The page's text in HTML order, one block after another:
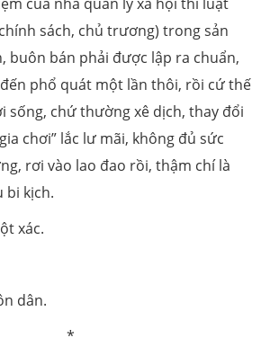
sách, chủ trương) trong sản
buôn bán phải được lập ra chuẩn,
phổ quát một lần thôi, rồi cứ thế
sống, chứ thường xê dịch, thay đổi
chơi” lắc lư mãi, không đủ sức
rơi vào lao đao rồi, thậm chí là
bi kịch.
xác.
dân.
*